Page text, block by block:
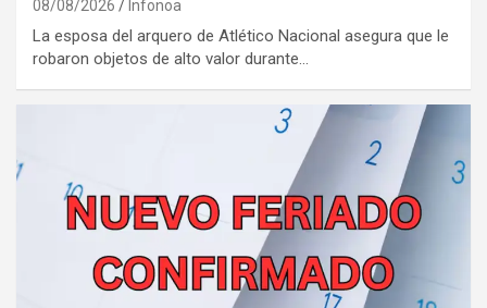
08/08/2026 Infonoa
La esposa del arquero de Atlético Nacional asegura que le
robaron objetos de alto valor durante…